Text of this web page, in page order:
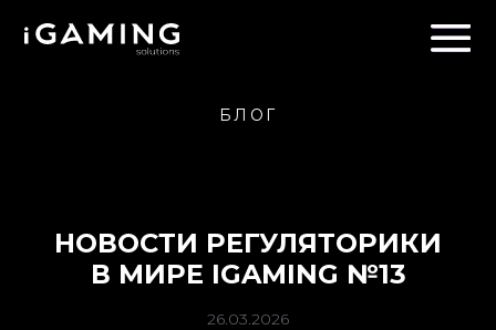
БЛОГ
НОВОСТИ РЕГУЛЯТОРИКИ
В МИРЕ IGAMING №13
26.03.2026